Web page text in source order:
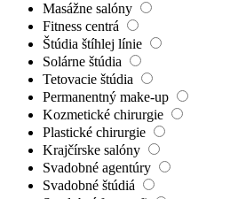
Masážne salóny
Fitness centrá
Štúdia štíhlej línie
Solárne štúdia
Tetovacie štúdia
Permanentný make-up
Kozmetické chirurgie
Plastické chirurgie
Krajčírske salóny
Svadobné agentúry
Svadobné štúdiá